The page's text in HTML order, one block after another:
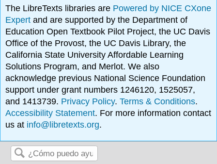
The LibreTexts libraries are Powered by NICE CXone
Expertand are supported by the Department of
Education Open Textbook Pilot Project, the UC Davis
Office of the Provost, the UC Davis Library, the
California State University Affordable Learning
Solutions Program, and Merlot. We also
acknowledge previous National Science Foundation
support under grant numbers 1246120, 1525057,
and 1413739. Privacy Policy.Terms & Conditions.
Accessibility Statement. For more information contact
us at info@libretexts.org.